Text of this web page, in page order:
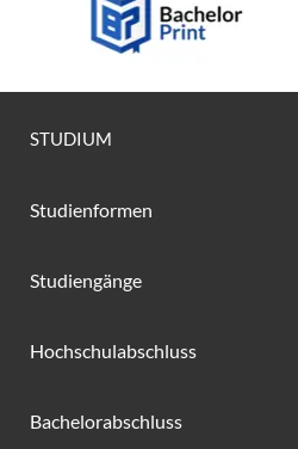
STUDIUM
Studienformen
Studiengänge
Hochschulabschluss
Bachelorabschluss